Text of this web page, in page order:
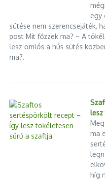
egy
sütése nem szerencsejáték,
post Mit főzzek ma? – A
lesz omlós a hús sütés
ma?.
lesz
ma
híg